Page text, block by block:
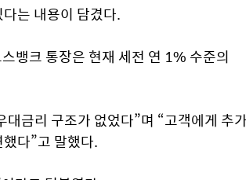
는 내용이 담겼다.
뱅크 통장은 현재 세전 연 1% 수준의
금리 구조가 없었다”며 “고객에게 추가
다”고 말했다.